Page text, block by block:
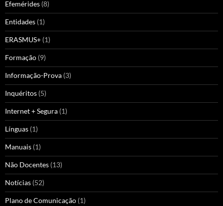
Efemérides (8)
Entidades (1)
ERASMUS+ (1)
Formação (9)
Informação-Prova (3)
Inquéritos (5)
Internet + Segura (1)
Línguas (1)
Manuais (1)
Não Docentes (13)
Notícias (52)
Plano de Comunicação (1)